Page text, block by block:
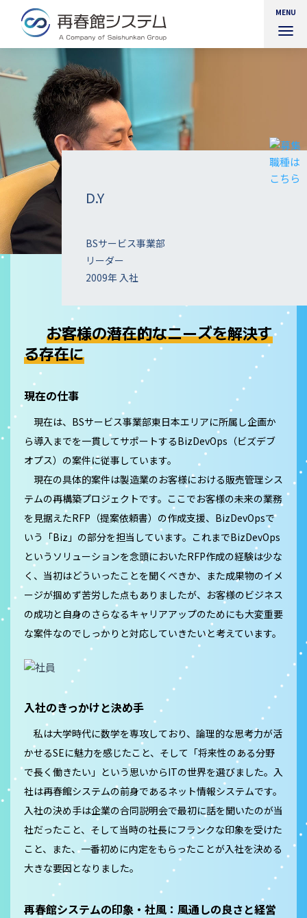
MENU
切
り
え
D.Y
BSサービス事業部
リーダー
2009年 入社
お客様の潜在的なニーズを解決す
る存在に
現在の仕事
現在は、BSサービス事業部東日本エリアに所属し企画か
ら導入までを一貫してサポートするBizDevOps（ビズデブ
オプス）の案件に従事しています。
現在の具体的案件は製造業のお客様における販売管理シス
テムの再構築プロジェクトです。ここでお客様の未来の業務
を見据えたRFP（提案依頼書）の作成支援、BizDevOpsで
いう「Biz」の部分を担当しています。これまでBizDevOps
というソリューションを念頭においたRFP作成の経験は少な
く、当初はどういったことを聞くべきか、また成果物のイメ
ージが掴めず苦労した点もありましたが、お客様のビジネス
の成功と自身のさらなるキャリアアップのためにも大変重要
な案件なのでしっかりと対応していきたいと考えています。
入社のきっかけと決め手
私は大学時代に数学を専攻しており、論理的な思考力が活
かせるSEに魅力を感じたこと、そして「将来性のある分野
で長く働きたい」という思いからITの世界を選びました。入
社は再春館システムの前身であるネット情報システムです。
入社の決め手は企業の合同説明会で最初に話を聞いたのが当
社だったこと、そして当時の社長にフランクな印象を受けた
こと、また、一番初めに内定をもらったことが入社を決める
大きな要因となりました。
再春館システムの印象・社風：風通しの良さと経営